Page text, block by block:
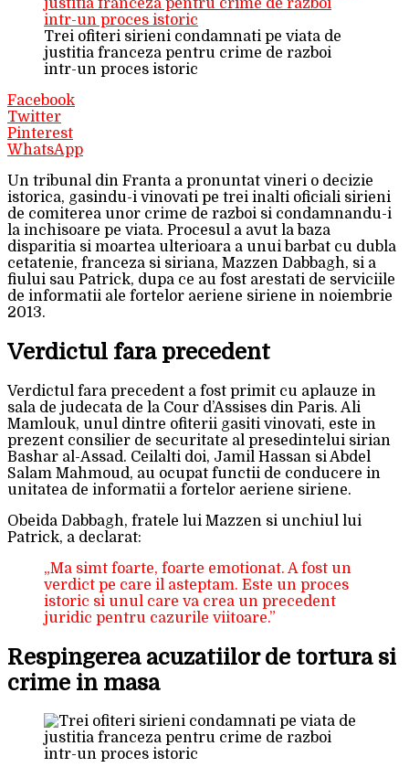
Trei ofiteri sirieni condamnati pe viata de
justitia franceza pentru crime de razboi
intr-un proces istoric
Facebook
Twitter
Pinterest
WhatsApp
Un tribunal din Franta a pronuntat vineri o decizie
istorica, gasindu-i vinovati pe trei inalti oficiali sirieni
de comiterea unor crime de razboi si condamnandu-i
la inchisoare pe viata. Procesul a avut la baza
disparitia si moartea ulterioara a unui barbat cu dubla
cetatenie, franceza si siriana, Mazzen Dabbagh, si a
fiului sau Patrick, dupa ce au fost arestati de serviciile
de informatii ale fortelor aeriene siriene in noiembrie
2013.
Verdictul fara precedent
Verdictul fara precedent a fost primit cu aplauze in
sala de judecata de la Cour d’Assises din Paris. Ali
Mamlouk, unul dintre ofiterii gasiti vinovati, este in
prezent consilier de securitate al presedintelui sirian
Bashar al-Assad. Ceilalti doi, Jamil Hassan si Abdel
Salam Mahmoud, au ocupat functii de conducere in
unitatea de informatii a fortelor aeriene siriene.
Obeida Dabbagh, fratele lui Mazzen si unchiul lui
Patrick, a declarat:
„Ma simt foarte, foarte emotionat. A fost un
verdict pe care il asteptam. Este un proces
istoric si unul care va crea un precedent
juridic pentru cazurile viitoare.”
Respingerea acuzatiilor de tortura si
crime in masa